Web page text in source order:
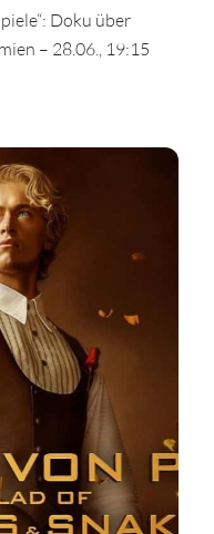
Doku über
– 28.06., 19:15